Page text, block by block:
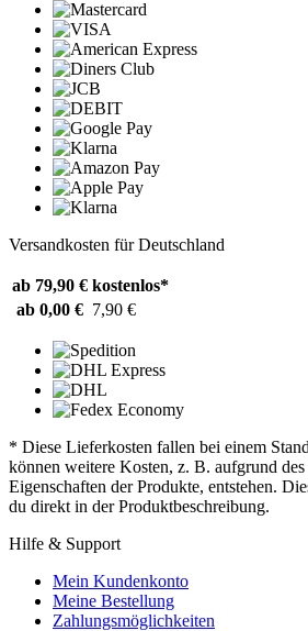
Versandkosten für Deutschland
ab 79,90 € kostenlos*
ab 0,00 € 7,90 €
* Diese Lieferkosten fallen bei einem
können weitere Kosten, z. B. aufgrund
Eigenschaften der Produkte, entstehen.
du direkt in der Produktbeschreibung.
Hilfe & Support
Mein Kundenkonto
Meine Bestellung
Zahlungsmöglichkeiten